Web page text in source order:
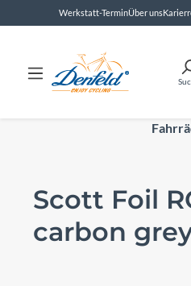
springenWerkstatt-TerminÜber uns
Scott Foil
carbon